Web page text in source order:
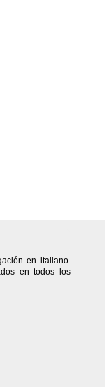
en italiano.
en todos los